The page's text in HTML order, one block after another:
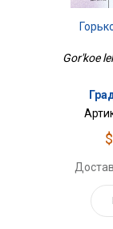
Gor'koe